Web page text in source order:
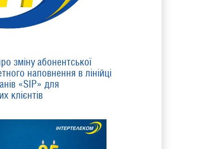
зміну абонентської
наповнення в лінійці
«SIP» для
клієнтів